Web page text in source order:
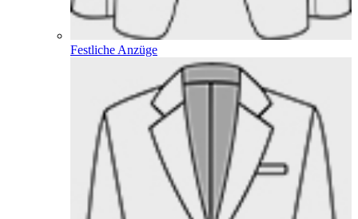
Festliche Anzüge